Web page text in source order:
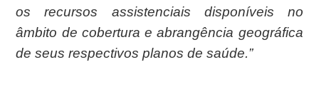
os recursos assistenciais disponíveis no
âmbito de cobertura e abrangência geográfica
de seus respectivos planos de saúde.”